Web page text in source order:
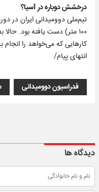
درخشش دوباره در آسیا؟
۱۰۰ متر) دست یافته بود.
کارهایی که می‌خواهد را
انتهای پیام/
فدراسیون دوومیدانی
دیدگاه ها